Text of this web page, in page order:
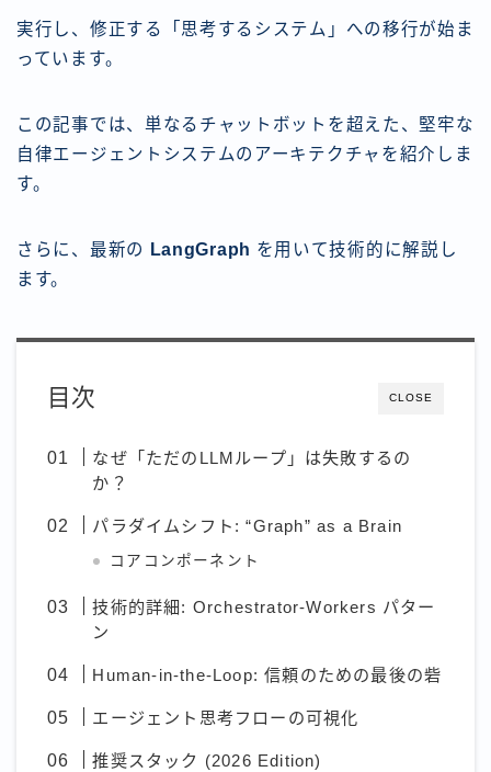
実行し、修正する「思考するシステム」への移行が始ま
っています。
この記事では、単なるチャットボットを超えた、堅牢な
自律エージェントシステムのアーキテクチャを紹介しま
す。
さらに、最新の LangGraph を用いて技術的に解説し
ます。
CLOSE
目次
なぜ「ただのLLMループ」は失敗するの
か？
パラダイムシフト: “Graph” as a Brain
コアコンポーネント
技術的詳細: Orchestrator-Workers パター
ン
Human-in-the-Loop: 信頼のための最後の砦
エージェント思考フローの可視化
推奨スタック (2026 Edition)